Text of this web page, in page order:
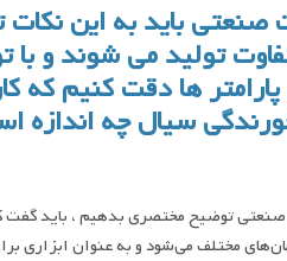
باید به این
تولید می شوند و با
ها دقت کنیم
سیال چه اندازه
صنعتی توضیح مختصری بدهیم ، باید
مختلف می‌شود و به عنوان ابزاری